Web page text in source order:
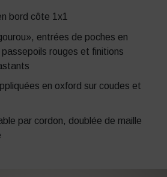
bord côte 1x1
entrées de poches en
rouges et finitions
en oxford sur coudes et
par cordon, doublée de maille